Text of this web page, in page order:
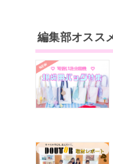
編集部オスス